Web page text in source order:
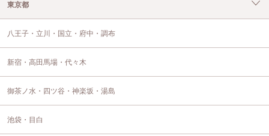
東京都
八王子・立川・国立・府中・調布
新宿・高田馬場・代々木
御茶ノ水・四ツ谷・神楽坂・湯島
池袋・目白